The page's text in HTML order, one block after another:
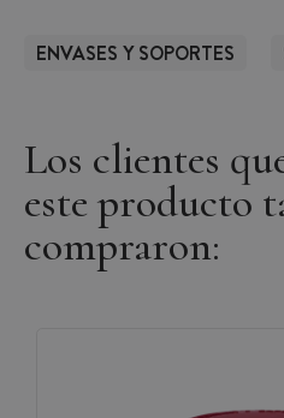
ENVASES Y SOPORTES
Los clientes
este producto
compraron: